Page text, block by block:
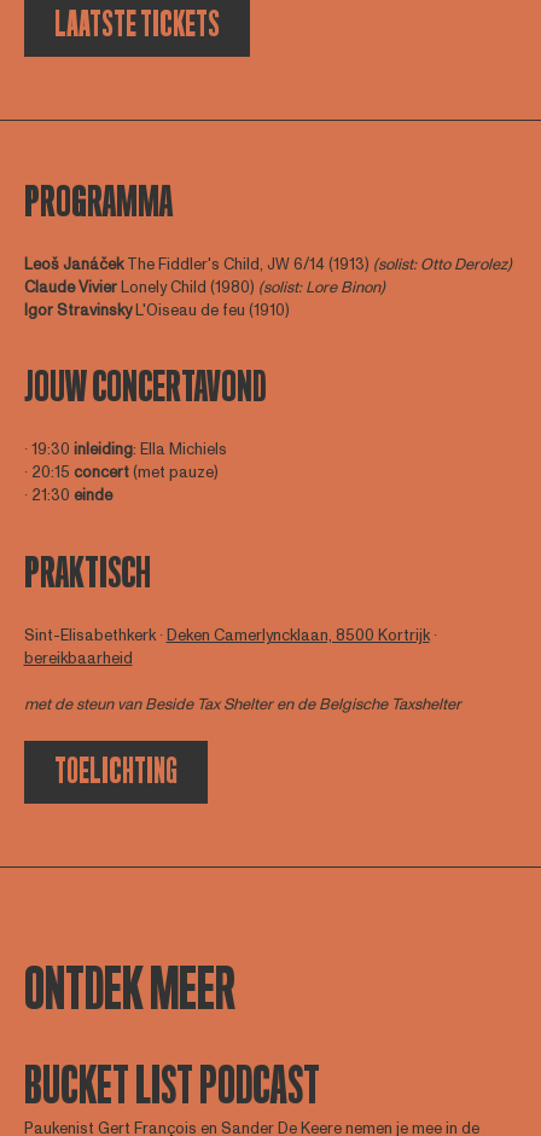
LAATSTE TICKETS
TOELICHTING
PROGRAMMA
Leoš JanáčekThe Fiddler's Child, JW 6/14 (1913) (solist: Otto Derolez)
Claude VivierLonely Child (1980) (solist: Lore Binon)
Igor StravinskyL'Oiseau de feu (1910)
JOUW CONCERTAVOND
∙ 19:30 inleiding: Ella Michiels
∙ 20:15 concert(met pauze)
∙ 21:30 einde
PRAKTISCH
Sint-Elisabethkerk ∙Deken Camerlyncklaan, 8500 Kortrijk∙
bereikbaarheid
met de steun vanBeside Tax Shelteren de Belgische Taxshelter
ONTDEK MEER
BUCKET LIST PODCAST
Paukenist Gert François en Sander De Keere nemen je mee in de